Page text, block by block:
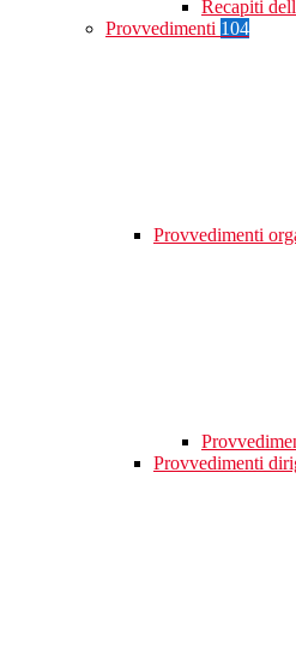
Recapiti
Provvedimenti 104
Provvedimenti
Provvedimenti